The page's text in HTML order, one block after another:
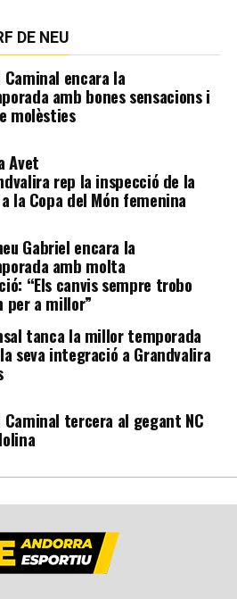
DE NEU
Caminal encara la
amb bones sensacions i
molèsties
Avet
rep la inspecció de la
la Copa del Món femenina
Gabriel encara la
amb molta
“Els canvis sempre trobo
per a millor”
tanca la millor temporada
seva integració a Grandvalira
Caminal tercera al gegant NC